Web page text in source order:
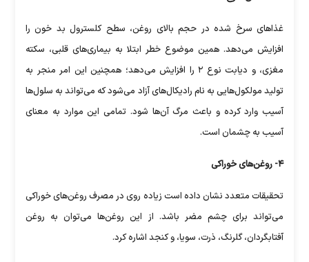
غذا‌های سرخ شده در حجم بالای روغن، سطح کلسترول بد خون را
افزایش می‌دهد. همین موضوع خطر ابتلا به بیماری‌های قلبی، سکته
مغزی، و دیابت نوع ۲ را افزایش می‌دهد؛ همچنین این امر منجر به
تولید مولکول‌هایی به نام رادیکال‌های آزاد می‌شود که می‌تواند به سلول‌ها
آسیب وارد کرده و باعث مرگ آن‌ها شود. تمامی این موارد به معنای
آسیب به چشمان است.
۴- روغن‌های خوراکی
تحقیقات متعدد نشان داده است زیاده روی در مصرف روغن‌های خوراکی
می‌تواند برای چشم مضر باشد. از این روغن‌ها می‌توان به روغن
آفتابگردان، گلرنگ، ذرت، سویا، و کنجد اشاره کرد.